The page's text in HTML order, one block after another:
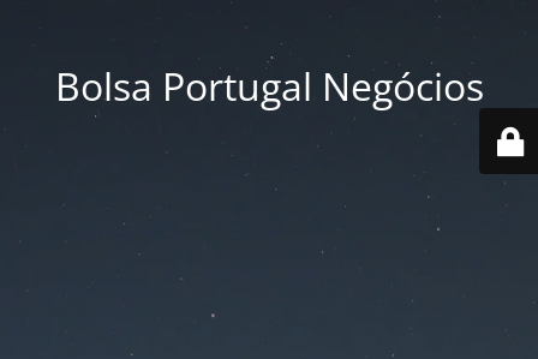
Bolsa Portugal Negócios